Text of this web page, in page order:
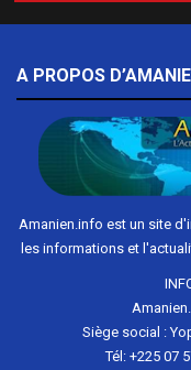
A PROPOS
Amanien.info est un site
les informations et
Siège social :
Tél: +225 07